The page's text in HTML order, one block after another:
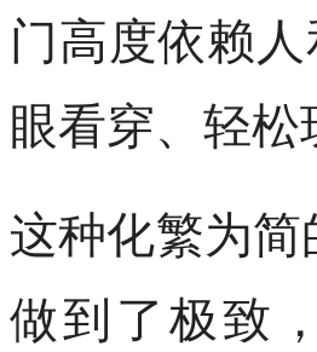
门高度依赖
眼看穿、轻
这种化繁为
做到了极致